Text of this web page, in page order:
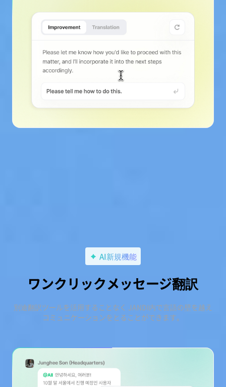
AI新規機能
ワンクリックメッセージ翻訳
別途翻訳ツールを活用することなく JANDI内で言語の壁を越え
コミュニケーションをとることができます。